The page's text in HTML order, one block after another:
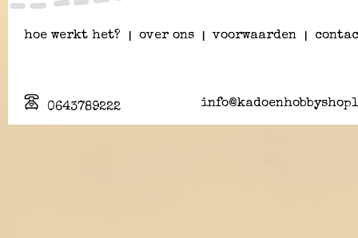
hoe werkt het? over ons voorwaarden
0643789222